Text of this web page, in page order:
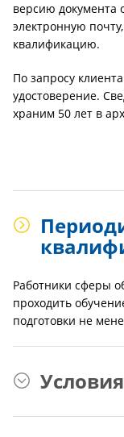
версию
электронную
квалификацию.
По запросу
удостоверение.
храним 50 лет в
Работники сферы
проходить
подготовки не